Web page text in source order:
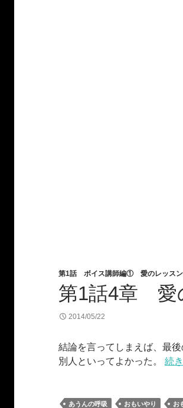
第1話 ボイス講師編① 愛のレッスン
第1話4章 愛
2014/05/22
結論を言ってしまえば、最
別人といってよかった。 続
あうんの呼吸 おもいやり お